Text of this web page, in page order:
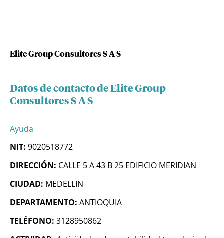
Elite Group Consultores S A S
Datos de contacto de Elite Group
Consultores S A S
Ayuda
NIT: 9020518772
DIRECCIÓN: CALLE 5 A 43 B 25 EDIFICIO MERIDIAN
CIUDAD: MEDELLIN
DEPARTAMENTO: ANTIOQUIA
TELÉFONO: 3128950862